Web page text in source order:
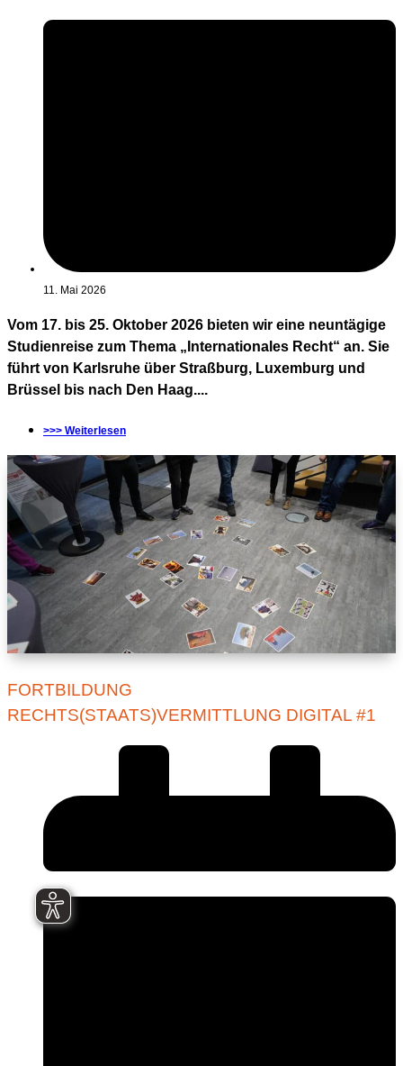
11. Mai 2026
Vom 17. bis 25. Oktober 2026 bieten wir eine neuntägige
Studienreise zum Thema „Internationales Recht“ an. Sie
führt von Karlsruhe über Straßburg, Luxemburg und
Brüssel bis nach Den Haag....
>>> Weiterlesen
FORTBILDUNG
RECHTS(STAATS)VERMITTLUNG DIGITAL #1